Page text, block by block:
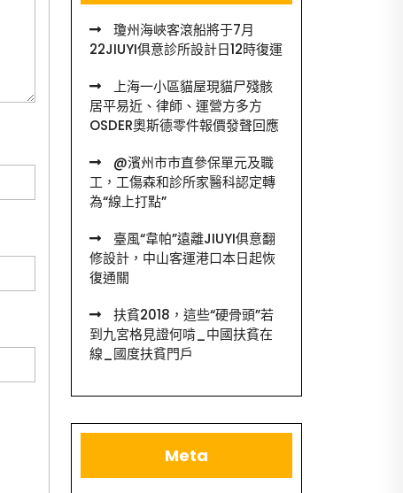
瓊州海峽客滾船將于7月
22JIUYI俱意診所設計日12時復運
上海一小區貓屋現貓尸殘骸
居平易近、律師、運營方多方
OSDER奧斯德零件報價發聲回應
@濱州市市直參保單元及職
工，工傷森和診所家醫科認定轉
為“線上打點”
臺風“韋帕”遠離JIUYI俱意翻
修設計，中山客運港口本日起恢
復通關
扶貧2018，這些“硬骨頭”若
到九宮格見證何啃_中國扶貧在
線_國度扶貧門戶
Meta